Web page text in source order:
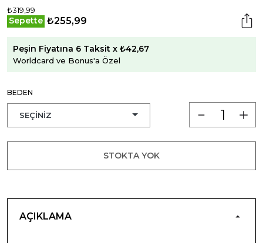
₺319,99
Sepette ₺255,99
Peşin Fiyatına 6 Taksit x ₺42,67
Worldcard ve Bonus'a Özel
BEDEN
STOKTA YOK
AÇIKLAMA